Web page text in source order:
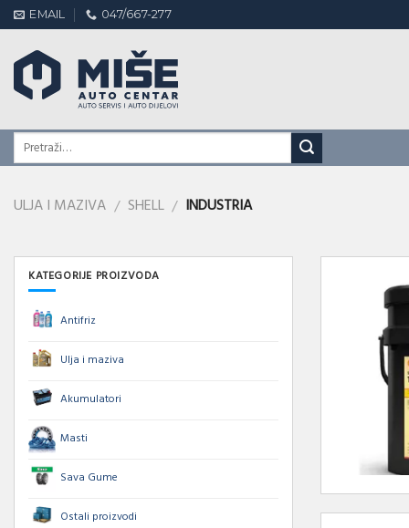
Skip
to
content
EMAIL 047/667-277
ULJA I MAZIVA / SHELL / INDUSTRIA
KATEGORIJE PROIZVODA
Antifriz
Ulja i maziva
Akumulatori
Masti
Sava Gume
Ostali proizvodi